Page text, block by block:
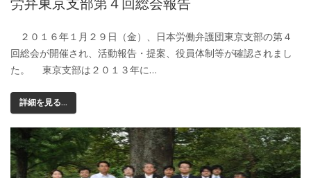
労弁東京支部第４回総会報告
２０１６年１月２９日（金）、日本労働弁護団東京支部の第４
回総会が開催され、活動報告・提案、役員体制等が確認されまし
た。 東京支部は２０１３年に…
詳細を見る...